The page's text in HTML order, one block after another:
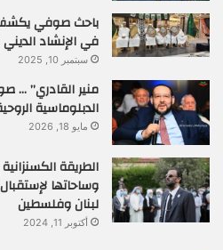
باحث صوفي
في الإنشاد
سبتمبر 10, 2025
منير القادري” …
الدبلوماسية
مايو 18, 2026
الطريقة
وساحاتها
لبنان وفلسطين
أكتوبر 11, 2024